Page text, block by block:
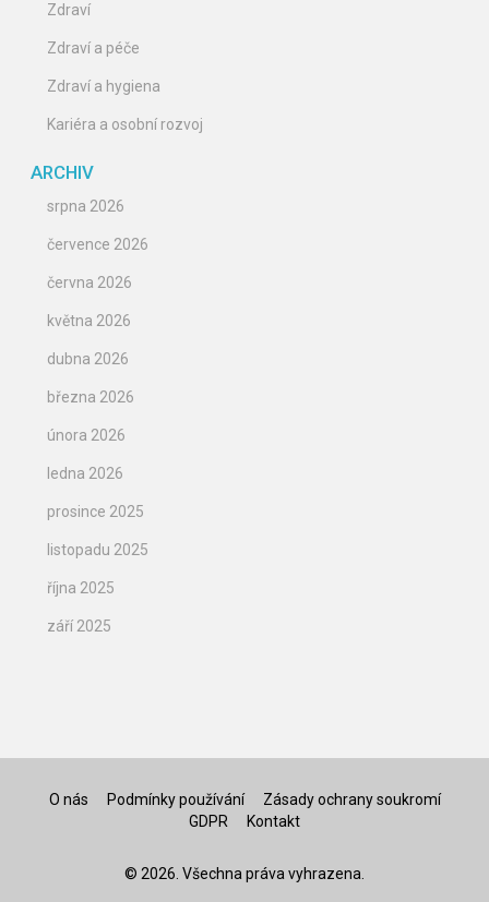
Zdraví
Zdraví a péče
Zdraví a hygiena
Kariéra a osobní rozvoj
ARCHIV
srpna 2026
července 2026
června 2026
května 2026
dubna 2026
března 2026
února 2026
ledna 2026
prosince 2025
listopadu 2025
října 2025
září 2025
O nás Podmínky používání
Zásady ochrany soukromí
GDPR
Kontakt
© 2026. Všechna práva vyhrazena.